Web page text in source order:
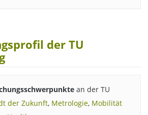
der TU
an der TU
der Zukunft, Metrologie, Mobilität